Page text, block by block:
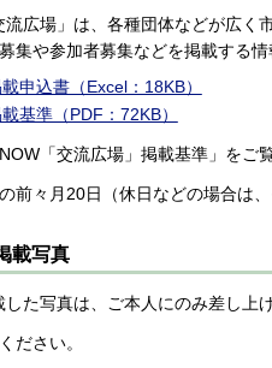
流広場」は、各種団体などが広
集や参加者募集などを掲載する情
申込書（Excel：18KB）
基準（PDF：72KB）
「交流広場」掲載基準」をご
前々月20日（休日などの場合は、
載写真
した写真は、ご本人にのみ差し上げ
ださい。